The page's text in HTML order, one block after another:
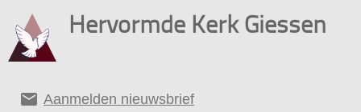
Hervormde Kerk Giessen
email Aanmelden nieuwsbrief